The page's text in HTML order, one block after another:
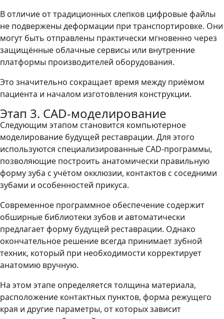
В отличие от традиционных слепков цифровые файлы
не подвержены деформации при транспортировке. Они
могут быть отправлены практически мгновенно через
защищённые облачные сервисы или внутренние
платформы производителей оборудования.
Это значительно сокращает время между приёмом
пациента и началом изготовления конструкции.
Этап 3. CAD-моделирование
Следующим этапом становится компьютерное
моделирование будущей реставрации. Для этого
используются специализированные CAD-программы,
позволяющие построить анатомически правильную
форму зуба с учётом окклюзии, контактов с соседними
зубами и особенностей прикуса.
Современное программное обеспечение содержит
обширные библиотеки зубов и автоматически
предлагает форму будущей реставрации. Однако
окончательное решение всегда принимает зубной
техник, который при необходимости корректирует
анатомию вручную.
На этом этапе определяется толщина материала,
расположение контактных пунктов, форма режущего
края и другие параметры, от которых зависит